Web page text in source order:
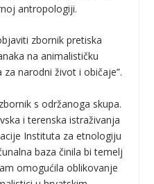
antropologiji.
zbornik pretiska
na animalističku
narodni život i običaje”.
s održanoga skupa.
i terenska istraživanja
Instituta za etnologiju
baza činila bi temelj
omogućila oblikovanje